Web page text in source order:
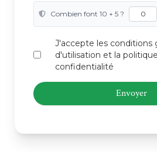
Combien font 10 + 5 ?
J'accepte les conditions
d'utilisation et la
confidentialité
Envoyer